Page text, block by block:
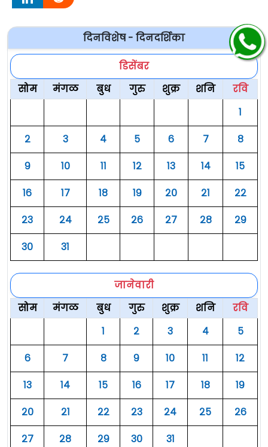
दिनविशेष - दिनदर्शिका
डिसेंबर
सोम
मंगळ बुध गुरु शुक्र शनि
रवि
१
२
३ ४ ५ ६ ७
८
९
१० ११ १२ १३ १४
१५
१६
१७ १८ १९ २० २१
२२
२३
२४ २५ २६ २७ २८
२९
३०
३१
जानेवारी
सोम
मंगळ बुध गुरु शुक्र शनि
रवि
१
२ ३ ४
५
६
७ ८ ९ १० ११
१२
१३
१४ १५ १६ १७ १८
१९
२०
२१ २२ २३ २४ २५
२६
२७
२८ २९ ३० ३१